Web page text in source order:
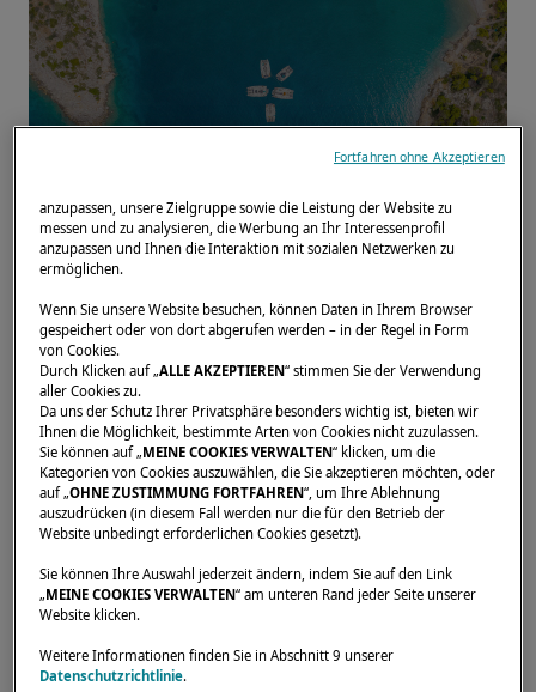
Startseite
Erwartungen und Bedürfnisse zu erfüllen. Sie
anzupassen, unsere Zielgruppe sowie die Leistung der Website zu
messen und zu analysieren, die Werbung an Ihr Interessenprofil
anzupassen und Ihnen die Interaktion mit sozialen Netzwerken zu
ermöglichen.
Wenn Sie unsere Website besuchen, können Daten in Ihrem Browser
gespeichert oder von dort abgerufen werden – in der Regel in Form
von Cookies.
Durch Klicken auf „ALLE AKZEPTIEREN“ stimmen Sie der Verwendung
aller Cookies zu.
Da uns der Schutz Ihrer Privatsphäre besonders wichtig ist, bieten wir
Ihnen die Möglichkeit, bestimmte Arten von Cookies nicht zuzulassen.
Sie können auf „MEINE COOKIES VERWALTEN“ klicken, um die
Kategorien von Cookies auszuwählen, die Sie akzeptieren möchten, oder
auf „OHNE ZUSTIMMUNG FORTFAHREN“, um Ihre Ablehnung
auszudrücken (in diesem Fall werden nur die für den Betrieb der
Website unbedingt erforderlichen Cookies gesetzt).
Sie können Ihre Auswahl jederzeit ändern, indem Sie auf den Link
„MEINE COOKIES VERWALTEN“ am unteren Rand jeder Seite unserer
Website klicken.
Weitere Informationen finden Sie in Abschnitt 9 unserer
Datenschutzrichtlinie.
Fortfahren ohne Akzeptieren